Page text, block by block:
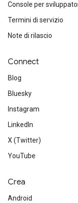
Console per
Termini di servizio
Note di rilascio
Connect
Blog
Bluesky
Instagram
LinkedIn
X (Twitter)
YouTube
Crea
Android